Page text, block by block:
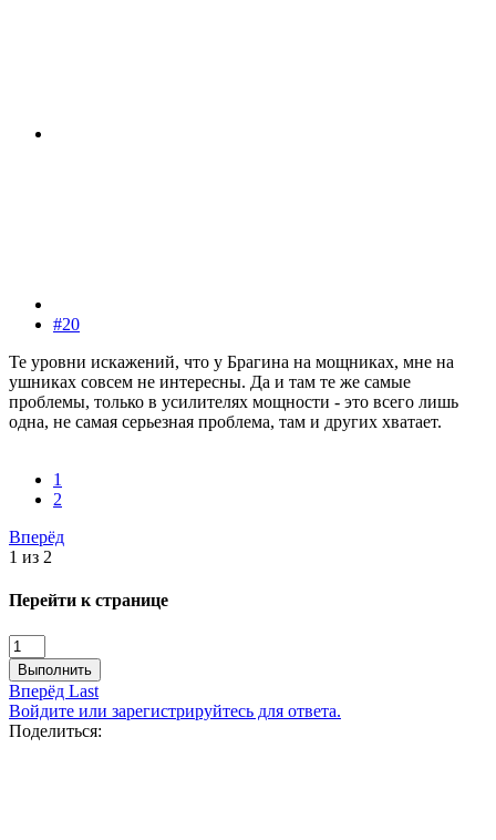
#20
Те уровни искажений, что у Брагина на мощниках, мне на
ушниках совсем не интересны. Да и там те же самые
проблемы, только в усилителях мощности - это всего лишь
одна, не самая серьезная проблема, там и других хватает.
1
2
Вперёд
1 из 2
Перейти к странице
Выполнить
Вперёд Last
Войдите или зарегистрируйтесь для ответа.
Поделиться: